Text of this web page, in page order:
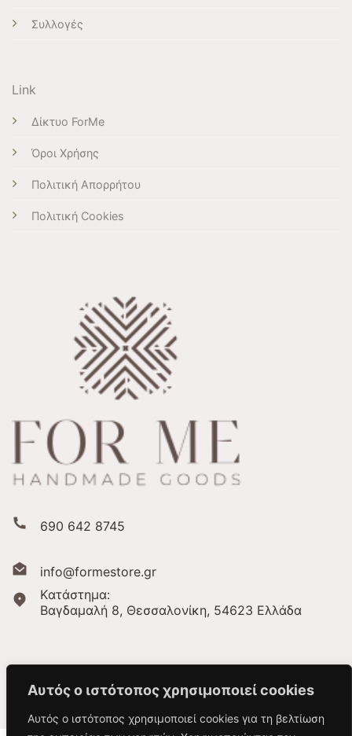
Αυτός ο ιστότοπος χρησιμοποιεί cookies
Αυτός ο ιστότοπος χρησιμοποιεί cookies για τη βελτίωση
Συλλογές
Link
Δίκτυο ForMe
Όροι Χρήσης
Πολιτική Απορρήτου
Πολιτική Cookies
690 642 8745
info@formestore.gr
Kατάστημα:
Βαγδαμαλή 8, Θεσσαλονίκη, 54623 Ελλάδα